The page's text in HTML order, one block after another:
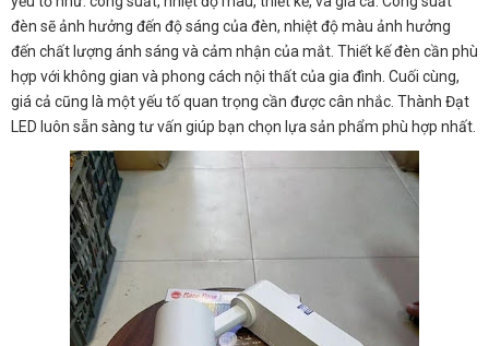
đèn sẽ ảnh hưởng đến độ sáng của đèn, nhiệt độ màu ảnh hưởng
đến chất lượng ánh sáng và cảm nhận của mắt. Thiết kế đèn cần phù
hợp với không gian và phong cách nội thất của gia đình. Cuối cùng,
giá cả cũng là một yếu tố quan trọng cần được cân nhắc. Thành Đạt
LED luôn sẵn sàng tư vấn giúp bạn chọn lựa sản phẩm phù hợp nhất.